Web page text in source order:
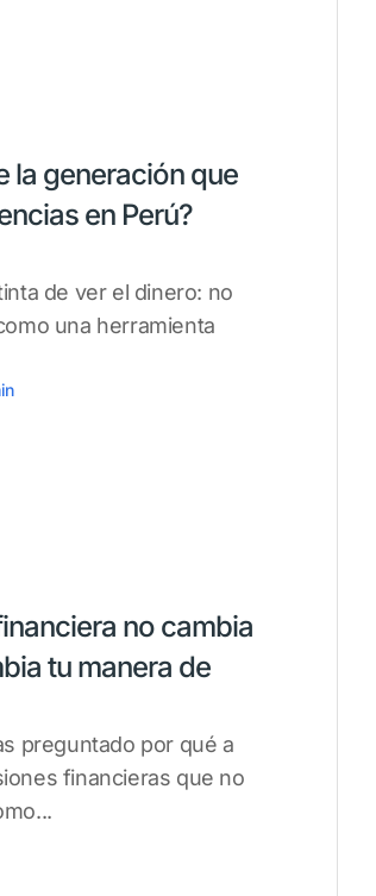
la generación que
en Perú?
de ver el dinero: no
una herramienta
no cambia
tu manera de
preguntado por qué a
financieras que no